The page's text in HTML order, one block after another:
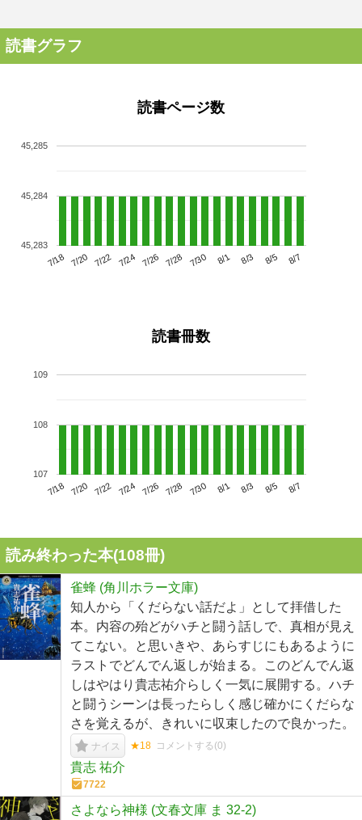
読書グラフ
読書ページ数
7/18 7/20 7/22 7/24 7/26 7/28 7/30 8/1 8/3 8/5 8/7
45,283
45,284
45,285
読書冊数
7/18 7/20 7/22 7/24 7/26 7/28 7/30 8/1 8/3 8/5 8/7
107
108
109
読み終わった本(108冊)
雀蜂 (角川ホラー文庫)
知人から「くだらない話だよ」として拝借した
本。内容の殆どがハチと闘う話しで、真相が見え
てこない。と思いきや、あらすじにもあるように
ラストでどんでん返しが始まる。このどんでん返
しはやはり貴志祐介らしく一気に展開する。ハチ
と闘うシーンは長ったらしく感じ確かにくだらな
さを覚えるが、きれいに収束したので良かった。
ナイス ★18 コメントする(0)
貴志 祐介
7722
さよなら神様 (文春文庫 ま 32-2)